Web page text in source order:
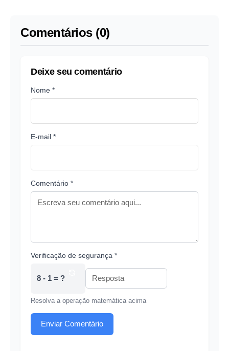
Comentários (0)
Deixe seu comentário
Nome *
E-mail *
Comentário *
Verificação de segurança *
8 - 1 = ?
Resolva a operação matemática acima
Enviar Comentário